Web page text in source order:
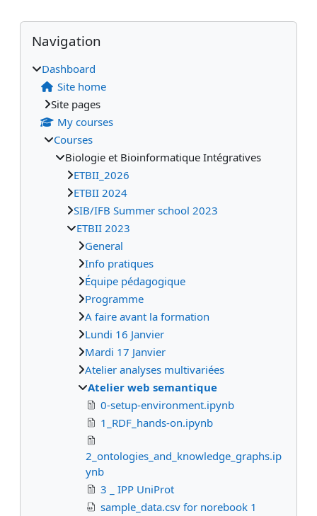
Blocks
Supplementary blocks
Skip Navigation
Navigation
Dashboard
Site home
Site pages
My courses
Courses
Biologie et Bioinformatique Intégratives
ETBII_2026
ETBII 2024
SIB/IFB Summer school 2023
ETBII 2023
General
Info pratiques
Équipe pédagogique
Programme
A faire avant la formation
Lundi 16 Janvier
Mardi 17 Janvier
Atelier analyses multivariées
Atelier web semantique
0-setup-environment.ipynb
1_RDF_hands-on.ipynb
2_ontologies_and_knowledge_graphs.ip
ynb
3 _ IPP UniProt
sample_data.csv for norebook 1